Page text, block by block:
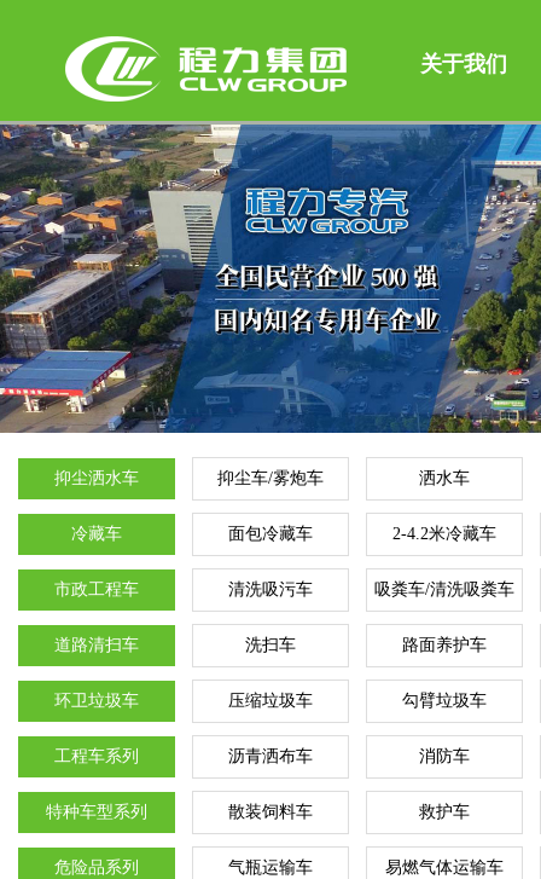
关于我们
抑尘洒水车 抑尘车/雾炮车 洒水车
冷藏车 面包冷藏车 2-4.2米冷藏车
市政工程车 清洗吸污车 吸粪车/清洗吸粪车
道路清扫车 洗扫车 路面养护车
环卫垃圾车 压缩垃圾车 勾臂垃圾车
工程车系列 沥青洒布车 消防车
特种车型系列 散装饲料车 救护车
危险品系列 气瓶运输车 易燃气体运输车